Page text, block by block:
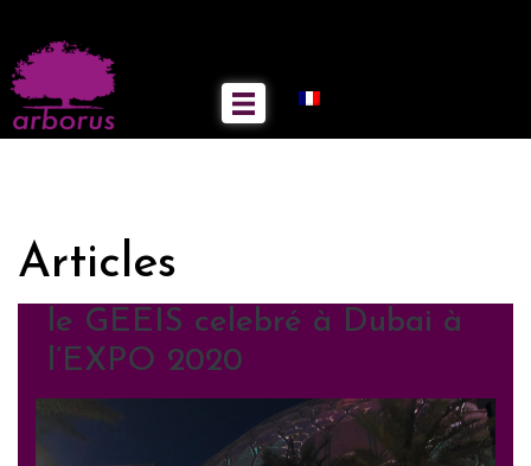
Articles
le GEEIS celebré à Dubai à
l’EXPO 2020